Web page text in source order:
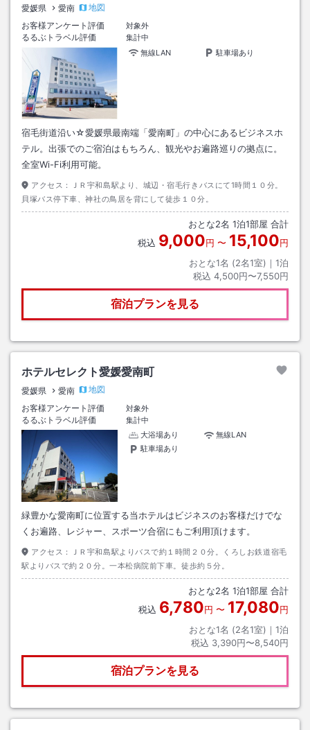
愛媛県 愛南
地図
お客様アンケート評価
対象外
るるぶトラベル評価
集計中
無線LAN
駐車場あり
宿毛街道沿い☆愛媛県最南端「愛南町」の中心にあるビジネスホ
テル。出張でのご宿泊はもちろん、観光やお遍路巡りの拠点に。
全室Wi-Fi利用可能。
アクセス：
ＪＲ宇和島駅より、城辺・宿毛行きバスにて1時間１０分。
貝塚バス停下車、神社の鳥居を背にして徒歩１０分。
おとな2名 1泊1部屋 合計
税込 9,000円 〜 15,100円
おとな1名 (2名1室)｜ 1泊
税込 4,500円〜7,550円
宿泊プランを見る
ホテルセレクト愛媛愛南町
愛媛県 愛南
地図
お客様アンケート評価
対象外
るるぶトラベル評価
集計中
大浴場あり
無線LAN
駐車場あり
緑豊かな愛南町に位置する当ホテルはビジネスのお客様だけでな
くお遍路、レジャー、スポーツ合宿にもご利用頂けます。
アクセス：
ＪＲ宇和島駅よりバスで約１時間２０分。くろしお鉄道宿毛
駅よりバスで約２０分。一本松病院前下車。徒歩約５分。
おとな2名 1泊1部屋 合計
税込 6,780円 〜 17,080円
おとな1名 (2名1室)｜ 1泊
税込 3,390円〜8,540円
宿泊プランを見る